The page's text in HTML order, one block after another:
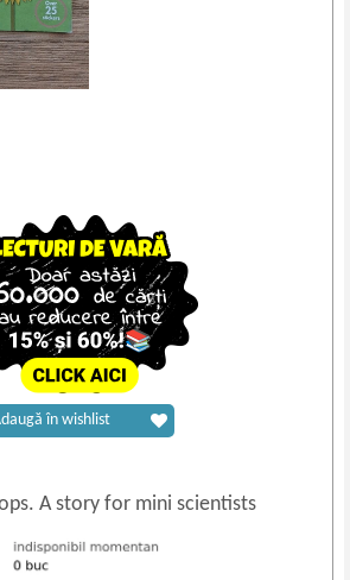
A story for mini scientists
în wishlist